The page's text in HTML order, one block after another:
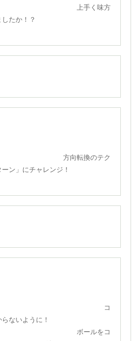
く味方
たか！？
転換のテク
ン」にチャレンジ！
ないように！
ルをコ